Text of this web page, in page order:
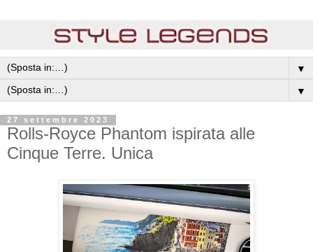
▼
▼
27 settembre 2023
Rolls-Royce Phantom ispirata alle
Cinque Terre. Unica